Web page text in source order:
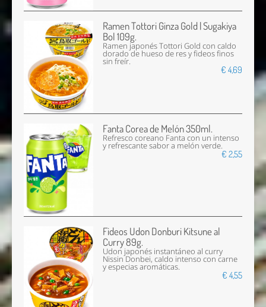
Ramen Tottori Ginza Gold | Sugakiya
Bol 109g.
Ramen japonés Tottori Gold con caldo
dorado de hueso de res y fideos finos
sin freír.
€ 4,69
Fanta Corea de Melón 350ml.
Refresco coreano Fanta con un intenso
y refrescante sabor a melón verde.
€ 2,55
Fideos Udon Donburi Kitsune al
Curry 89g.
Udon japonés instantáneo al curry
Nissin Donbei, caldo intenso con carne
y especias aromáticas.
€ 4,55